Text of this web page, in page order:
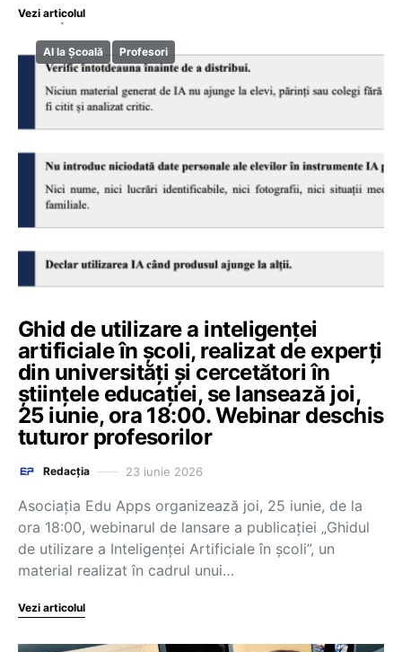
Vezi articolul
AI la Școală Profesori
Ghid de utilizare a inteligenței
artificiale în școli, realizat de experți
din universități și cercetători în
științele educației, se lansează joi,
25 iunie, ora 18:00. Webinar deschis
tuturor profesorilor
Redacția 23 iunie 2026
Asociația Edu Apps organizează joi, 25 iunie, de la
ora 18:00, webinarul de lansare a publicației „Ghidul
de utilizare a Inteligenței Artificiale în școli”, un
material realizat în cadrul unui…
Vezi articolul